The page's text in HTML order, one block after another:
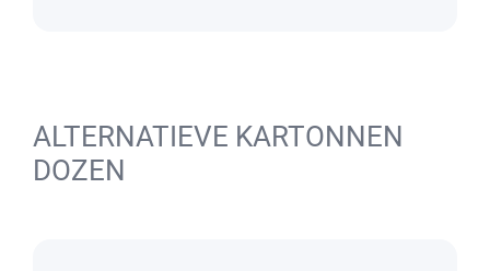
ALTERNATIEVE KARTONNEN
DOZEN